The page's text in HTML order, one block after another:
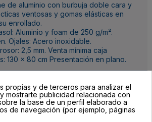
de aluminio con burbuja doble cara y
ventosas y gomas elásticas en
enrollado.
Aluminio y foam de 250 g/m².
Ojales: Acero inoxidable.
2,5 mm. Venta mínima caja
130 x 80 cm Presentación en plano.
propias y de terceros para analizar el
mostrarte publicidad relacionada con
la base de un perfil elaborado a
de navegación (por ejemplo, páginas